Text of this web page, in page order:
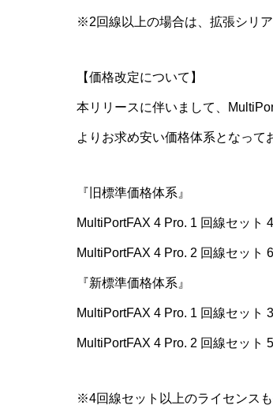
※2回線以上の場合は、拡張シリ
【価格改定について】
本リリースに伴いまして、
よりお求め安い価格体系となって
『旧標準価格体系』
MultiPortFAX 4 Pro. 1 回線セット
MultiPortFAX 4 Pro. 2 回線セット
『新標準価格体系』
MultiPortFAX 4 Pro. 1 回線セット
MultiPortFAX 4 Pro. 2 回線セット
※4回線セット以上のライセンス